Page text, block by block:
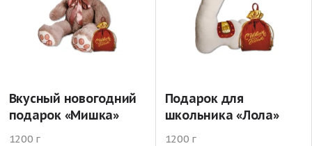
Вкусный новогодний
подарок «Мишка»
1200 г
Подарок для
школьника «Лола»
1200 г